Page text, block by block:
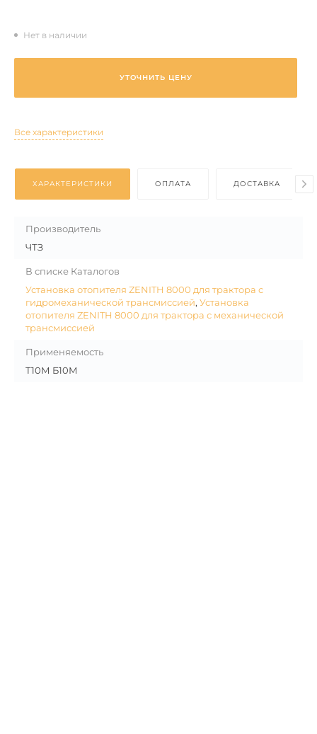
Нет в наличии
УТОЧНИТЬ ЦЕНУ
Все характеристики
ХАРАКТЕРИСТИКИ ОПЛАТА ДОСТАВКА
Производитель
ЧТЗ
В списке Каталогов
Установка отопителя ZENITH 8000 для трактора с
гидромеханической трансмиссией, Установка
отопителя ZENITH 8000 для трактора с механической
трансмиссией
Применяемость
Т10М Б10М